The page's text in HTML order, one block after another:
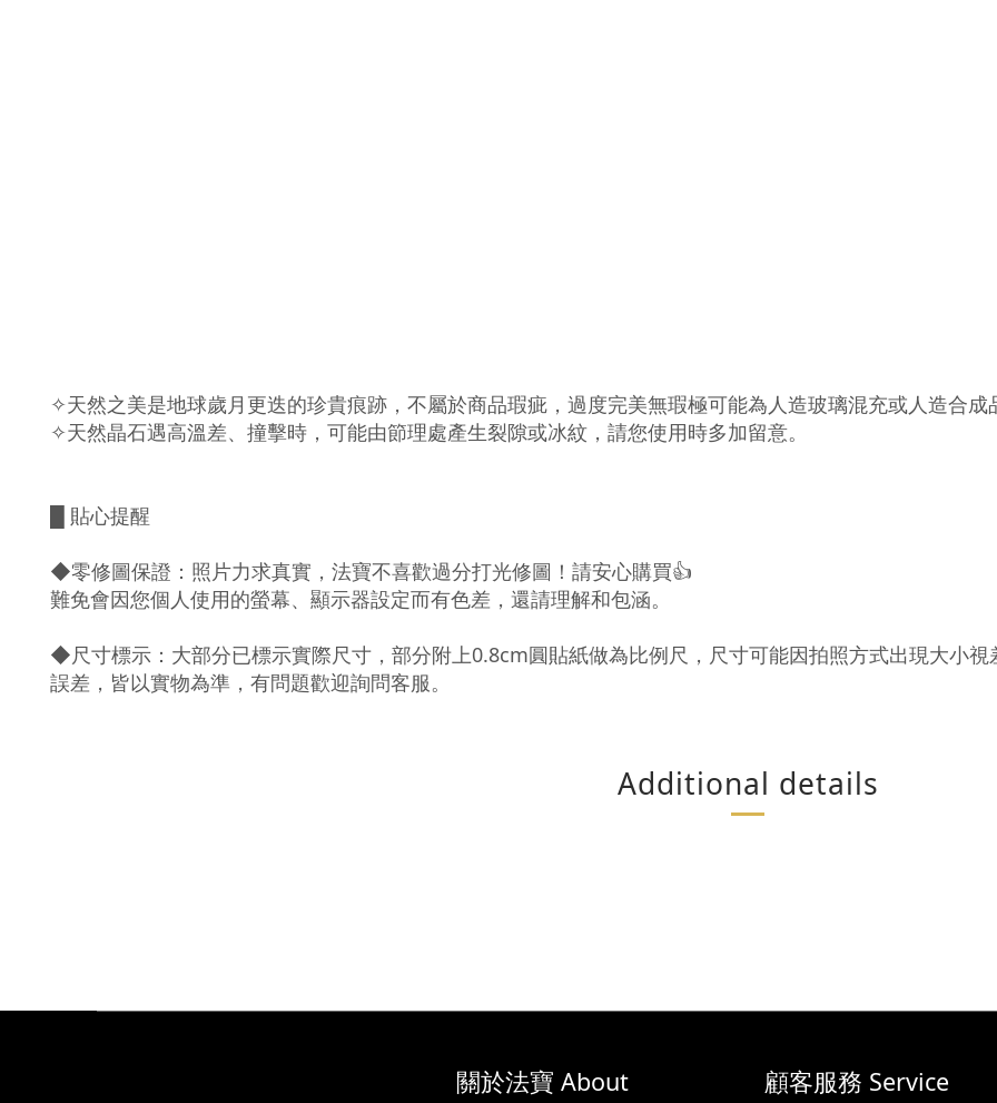
✧天然之美是地球歲月更迭的珍貴痕跡，不屬於商品瑕疵，過度完美無瑕極可能為人造玻璃混充或人造合
✧天然晶石遇高溫差、撞擊時，可能由節理處產生裂隙或冰紋，請您使用時多加留意。
█ 貼心提醒
◆零修圖保證：照片力求真實，法寶不喜歡過分打光修圖！請安心購買👍
難免會因您個人使用的螢幕、顯示器設定而有色差，還請理解和包涵。
◆尺寸標示：大部分已標示實際尺寸，部分附上0.8cm圓貼紙做為比例尺，尺寸可能因拍照方式出現大小
誤差，皆以實物為準，有問題歡迎詢問客服。
Additional details
關於法寶 About 顧客服務 Service